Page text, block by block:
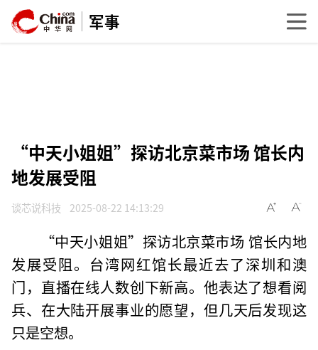
军事
“中天小姐姐”探访北京菜市场 馆长内
地发展受阻
谈芯说科技 2025-08-22 14:13:29
“中天小姐姐”探访北京菜市场 馆长内地
发展受阻。台湾网红馆长最近去了深圳和澳
门，直播在线人数创下新高。他表达了想看阅
兵、在大陆开展事业的愿望，但几天后发现这
只是空想。